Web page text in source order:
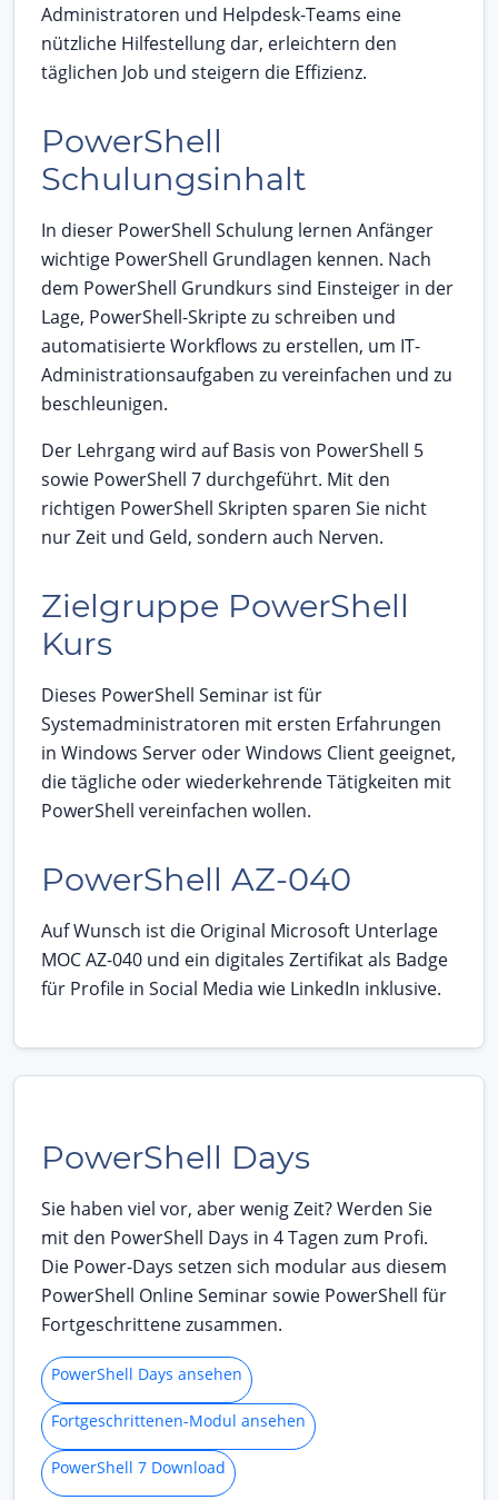
Administratoren und Helpdesk-Teams eine
nützliche Hilfestellung dar, erleichtern den
täglichen Job und steigern die Effizienz.
PowerShell
Schulungsinhalt
In dieser PowerShell Schulung lernen Anfänger
wichtige PowerShell Grundlagen kennen. Nach
dem PowerShell Grundkurs sind Einsteiger in der
Lage, PowerShell-Skripte zu schreiben und
automatisierte Workflows zu erstellen, um IT-
Administrationsaufgaben zu vereinfachen und zu
beschleunigen.
Der Lehrgang wird auf Basis von PowerShell 5
sowie PowerShell 7 durchgeführt. Mit den
richtigen PowerShell Skripten sparen Sie nicht
nur Zeit und Geld, sondern auch Nerven.
Zielgruppe PowerShell
Kurs
Dieses PowerShell Seminar ist für
Systemadministratoren mit ersten Erfahrungen
in Windows Server oder Windows Client geeignet,
die tägliche oder wiederkehrende Tätigkeiten mit
PowerShell vereinfachen wollen.
PowerShell AZ-040
Auf Wunsch ist die Original Microsoft Unterlage
MOC AZ-040 und ein digitales Zertifikat als Badge
für Profile in Social Media wie LinkedIn inklusive.
PowerShell Days
Sie haben viel vor, aber wenig Zeit? Werden Sie
mit den PowerShell Days in 4 Tagen zum Profi.
Die Power-Days setzen sich modular aus diesem
PowerShell Online Seminar sowie PowerShell für
Fortgeschrittene zusammen.
PowerShell Days ansehen
Fortgeschrittenen-Modul ansehen
PowerShell 7 Download